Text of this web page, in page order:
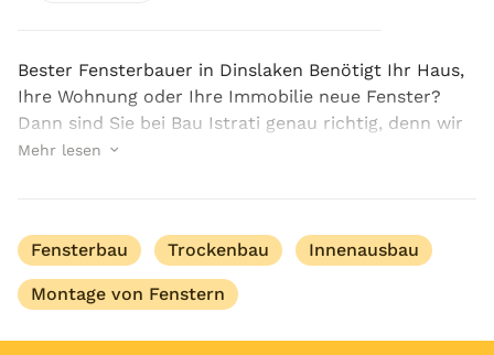
Bester Fensterbauer in Dinslaken Benötigt Ihr Haus,
Ihre Wohnung oder Ihre Immobilie neue Fenster?
Dann sind Sie bei Bau Istrati genau richtig, denn wir
gelten als bester Fensterbauer in Dinslaken. Fenster
Mehr lesen
Fensterbau Trockenbau Innenausbau
Montage von Fenstern